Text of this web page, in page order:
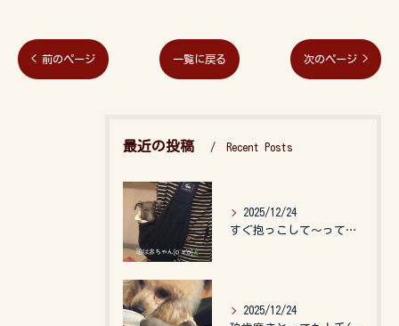
< 前のページ 一覧に戻る 次のページ >
最近の投稿 Recent Posts
2025/12/24
すぐ抱っこして〜って言うので、抱っこ紐に入れてゆらゆら☺️
2025/12/24